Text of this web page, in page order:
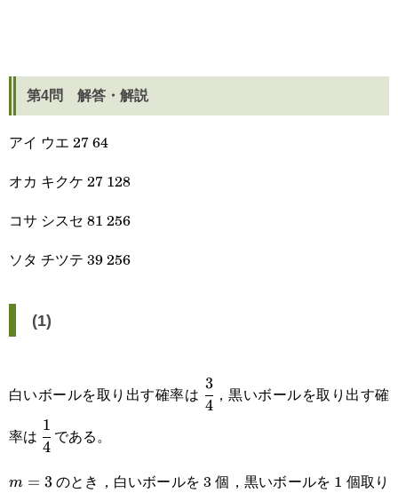
第4問 解答・解説
アイ ウエ 27 64
オカ キクケ 27 128
コサ シスセ 81 256
ソタ チツテ 39 256
(1)
白いボールを取り出す確率は \cfrac{3}
{4}
4
3
，黒いボールを取り出す確
率は \cfrac{1}
{4}
4
1
である。
m=3
m = 3のとき，白いボールを 3 個，黒いボールを 1 個取り